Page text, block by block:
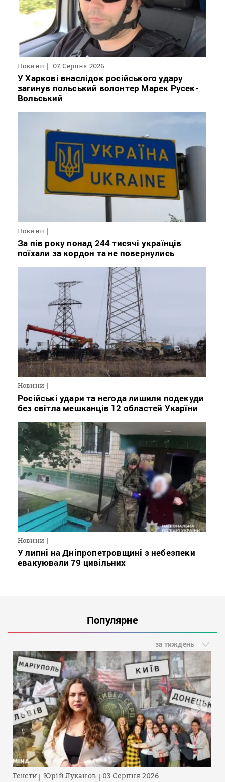
Новини 07 Серпня 2026
У Харкові внаслідок російського удару
загинув польський волонтер Марек Русек-
Вольський
Новини
За пів року понад 244 тисячі українців
поїхали за кордон та не повернулись
Новини
Російські удари та негода лишили подекуди
без світла мешканців 12 областей Укарїни
Новини
У липні на Дніпропетровщині з небезпеки
евакуювали 79 цивільних
Популярне
за тиждень
Тексти Юрій Луканов 03 Серпня 2026